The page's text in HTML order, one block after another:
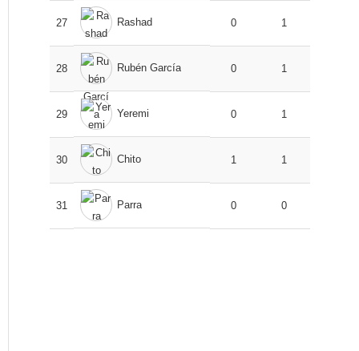
27 Rashad 0 1
28 Rubén García 0 1
29 Yeremi 0 1
30 Chito 1 1
31 Parra 0 0